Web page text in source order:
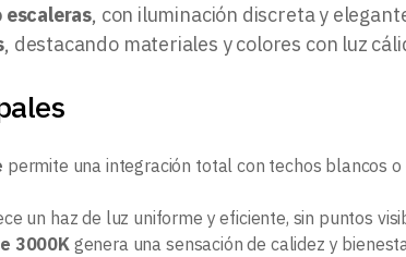
escaleras, con iluminación discreta y
, destacando materiales y colores con luz
permite una integración total con techos blancos
un haz de luz uniforme y eficiente, sin puntos
3000Kgenera una sensación de calidez y